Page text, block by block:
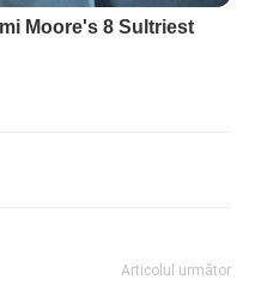
Articolul următor